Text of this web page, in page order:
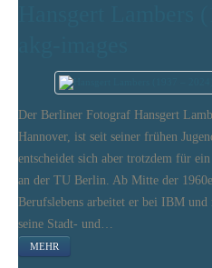
Der Berliner Fotograf Hansgert
Hannover, ist seit seiner frühen
entscheidet sich aber trotzdem für
an der TU Berlin. Ab Mitte der
Berufslebens arbeitet er bei IBM
seine Stadt- und…
MEHR